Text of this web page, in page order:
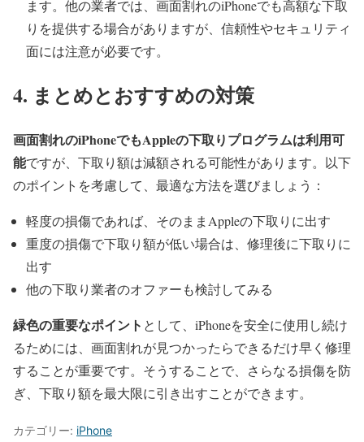
ます。他の業者では、画面割れのiPhoneでも高額な下取
りを提供する場合がありますが、信頼性やセキュリティ
面には注意が必要です。
4. まとめとおすすめの対策
画面割れのiPhoneでもAppleの下取りプログラムは利用可
能ですが、下取り額は減額される可能性があります。以下
のポイントを考慮して、最適な方法を選びましょう：
軽度の損傷であれば、そのままAppleの下取りに出す
重度の損傷で下取り額が低い場合は、修理後に下取りに
出す
他の下取り業者のオファーも検討してみる
緑色の重要なポイント として、iPhoneを安全に使用し続け
るためには、画面割れが見つかったらできるだけ早く修理
することが重要です。そうすることで、さらなる損傷を防
ぎ、下取り額を最大限に引き出すことができます。
カテゴリー: iPhone